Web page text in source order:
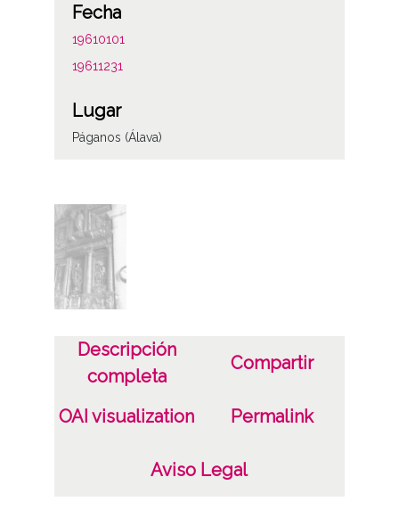
Fecha
19610101
19611231
Lugar
Páganos (Álava)
ENC-PP-00663
ENC-NP-001-045-007
Licencia de las imágenes
CC BY-NC-SA 4.0
Descripción
completa
Compartir
OAI visualization Permalink
Aviso Legal